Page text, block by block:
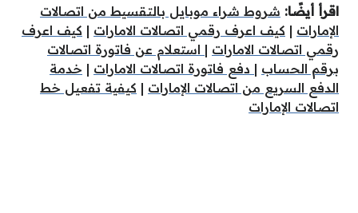
اقرأ أيضًا: شروط شراء موبايل بالتقسيط من اتصالات
الإمارات | كيف اعرف رقمي اتصالات الامارات | كيف اعرف
رقمي اتصالات الامارات | استعلام عن فاتورة اتصالات
برقم الحساب | دفع فاتورة اتصالات الامارات | خدمة
الدفع السريع من اتصالات الإمارات | كيفية تفعيل خط
اتصالات الإمارات